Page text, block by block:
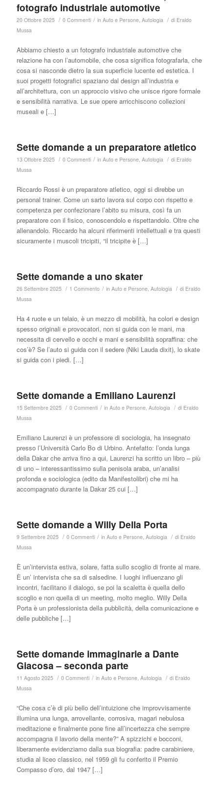
fotografo industriale automotive
20 Ottobre 2025 / 0 Commenti / in Auto e Persone, Autologia / di Eraldo
Mussa
Abbiamo chiesto a un fotografo industriale automotive che
relazione ha con l’automobile, che cosa significa fotografarla, che
cosa si nasconde dietro la sua superficie lucente ed estetica. I
suoi progetti fotografici spaziano dal design all’industria e
all’architettura, con un approccio visivo che unisce rigore formale
e sensibilità narrativa. Le sue opere arricchiscono collezioni
museali e […]
Sette domande a un preparatore atletico
13 Ottobre 2025 / 0 Commenti / in Auto e Persone, Autologia / di Eraldo
Mussa
Riccardo Rossi è un preparatore atletico, oggi si direbbe un
personal trainer. Come un sarto lavora sul corpo con rispetto e
competenza per confezionare l’abito su misura, così fa un
preparatore con il fisico, conoscendolo e rispettandolo. Oltre che
allenandolo. Riccardo ha alcuni riferimenti intellettuali e tra questi
sicuramente i muscoli tricipiti, “il tricipite è […]
Sette domande a uno skater
26 Settembre 2025 / 1 Commento / in Auto e Persone, Autologia / di Eraldo
Mussa
Ha 4 ruote e un telaio, è un mezzo di mobilità, ha colori e design
spesso originali e provocatori, non si guida con le mani, ma
necessita di cervello e occhi e mani e sensibilità sopraffina: che
cos’è? Se l’auto si guida con il sedere (Niki Lauda dixit), lo skate
si guida con i piedi. […]
Sette domande a Emiliano Laurenzi
15 Settembre 2025 / 0 Commenti / in Auto e Persone, Autologia / di Eraldo
Mussa
Emiliano Laurenzi è un professore di sociologia, ha insegnato
presso l’Università Carlo Bo di Urbino. Antefatto: l’onda lunga
della Dakar che arriva fino a qui, Laurenzi ha scritto un libro – più
di uno – interessantissimo sulla penisola araba, un’analisi
profonda e sociologica (edito da Manifestolibri) che mi ha
accompagnato durante la Dakar 25 cui […]
Sette domande a Willy Della Porta
9 Settembre 2025 / 0 Commenti / in Auto e Persone, Autologia / di Eraldo
Mussa
È un’intervista estiva, solare, fatta sullo scoglio di fronte al mare.
È un’ intervista che sa di salsedine. I luoghi influenzano gli
incontri, facilitano il dialogo, se poi la scaletta è quella dello
scoglio e non quella di un meeting, molto meglio. Willy Della
Porta è un professionista della pubblicità, della comunicazione e
delle pubbliche […]
Sette domande immaginarie a Dante
Giacosa – seconda parte
11 Agosto 2025 / 0 Commenti / in Auto e Persone, Autologia / di Eraldo
Mussa
“Che cosa c’è di più bello dell’intuizione che improvvisamente
illumina una lunga, arrovellante, corrosiva, magari nebulosa
meditazione e finalmente pone fine all’incertezza che sempre
accompagna il lavorio della mente?” A spizzichi e bocconi,
liberamente evidenziamo dalla sua biografia: padre carabiniere,
studia al liceo classico, nel 1959 gli fu conferito il Premio
Compasso d’oro, dal 1947 […]